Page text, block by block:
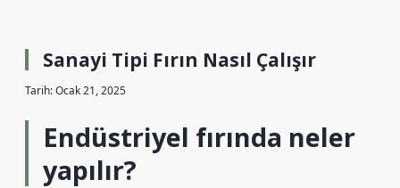
Sanayi Tipi Fırın Nasıl Çalışır
Tarih: Ocak 21, 2025
Endüstriyel fırında neler
yapılır?